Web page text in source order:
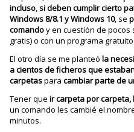
incluso,si deben cumplir cierto
Windows 8/8.1 y Windows 10, se
comandoy en cuestión de
gratis) o con un programa gratuito.
El otro día se me planteóla
a cientos de ficheros que
carpetasparacambiar parte de
Tener queir carpeta por
un comando les cambié el
minutos.